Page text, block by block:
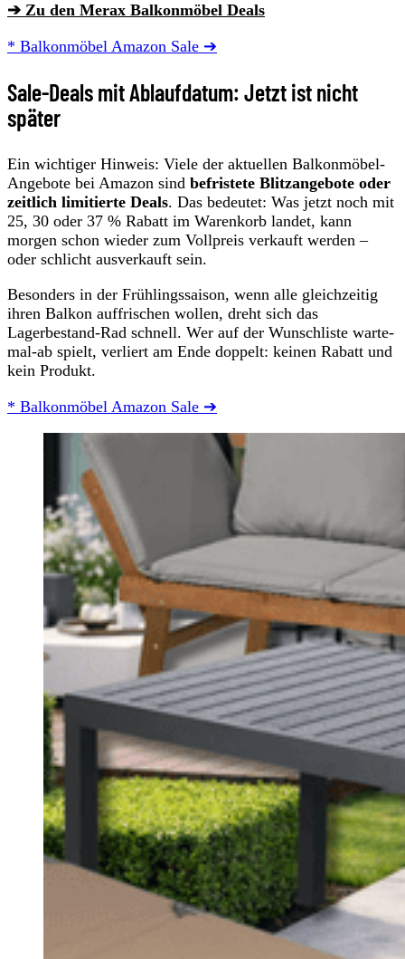
➔ Zu den Merax Balkonmöbel Deals
* Balkonmöbel Amazon Sale ➔
Sale-Deals mit Ablaufdatum: Jetzt ist nicht
später
Ein wichtiger Hinweis: Viele der aktuellen Balkonmöbel-
Angebote bei Amazon sind befristete Blitzangebote oder
zeitlich limitierte Deals. Das bedeutet: Was jetzt noch mit
25, 30 oder 37 % Rabatt im Warenkorb landet, kann
morgen schon wieder zum Vollpreis verkauft werden –
oder schlicht ausverkauft sein.
Besonders in der Frühlingssaison, wenn alle gleichzeitig
ihren Balkon auffrischen wollen, dreht sich das
Lagerbestand-Rad schnell. Wer auf der Wunschliste warte-
mal-ab spielt, verliert am Ende doppelt: keinen Rabatt und
kein Produkt.
* Balkonmöbel Amazon Sale ➔